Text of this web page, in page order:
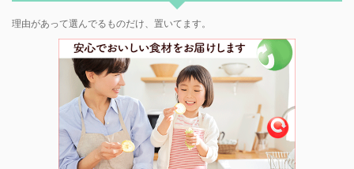
理由があって選んでるものだけ、置いてます。